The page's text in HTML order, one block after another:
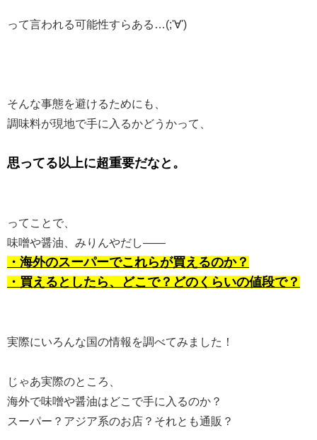
って言われる可能性すらある…(;'∀')
そんな事態を避けるためにも、
調味料が現地で手に入るかどうかって、
思ってる以上に超重要だなと。
ってことで、
味噌や醤油、みりんやだし――
・海外のスーパーでこれらが買えるのか？
・買えるとしたら、どこで？どのくらいの値段で？
実際にいろんな国の情報を調べてみました！
じゃあ実際のところ、
海外で味噌や醤油はどこで手に入るのか？
スーパー？アジア系のお店？それとも通販？